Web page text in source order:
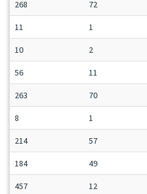
268 72
11 1
10 2
56 11
263 70
8 1
214 57
184 49
457 12